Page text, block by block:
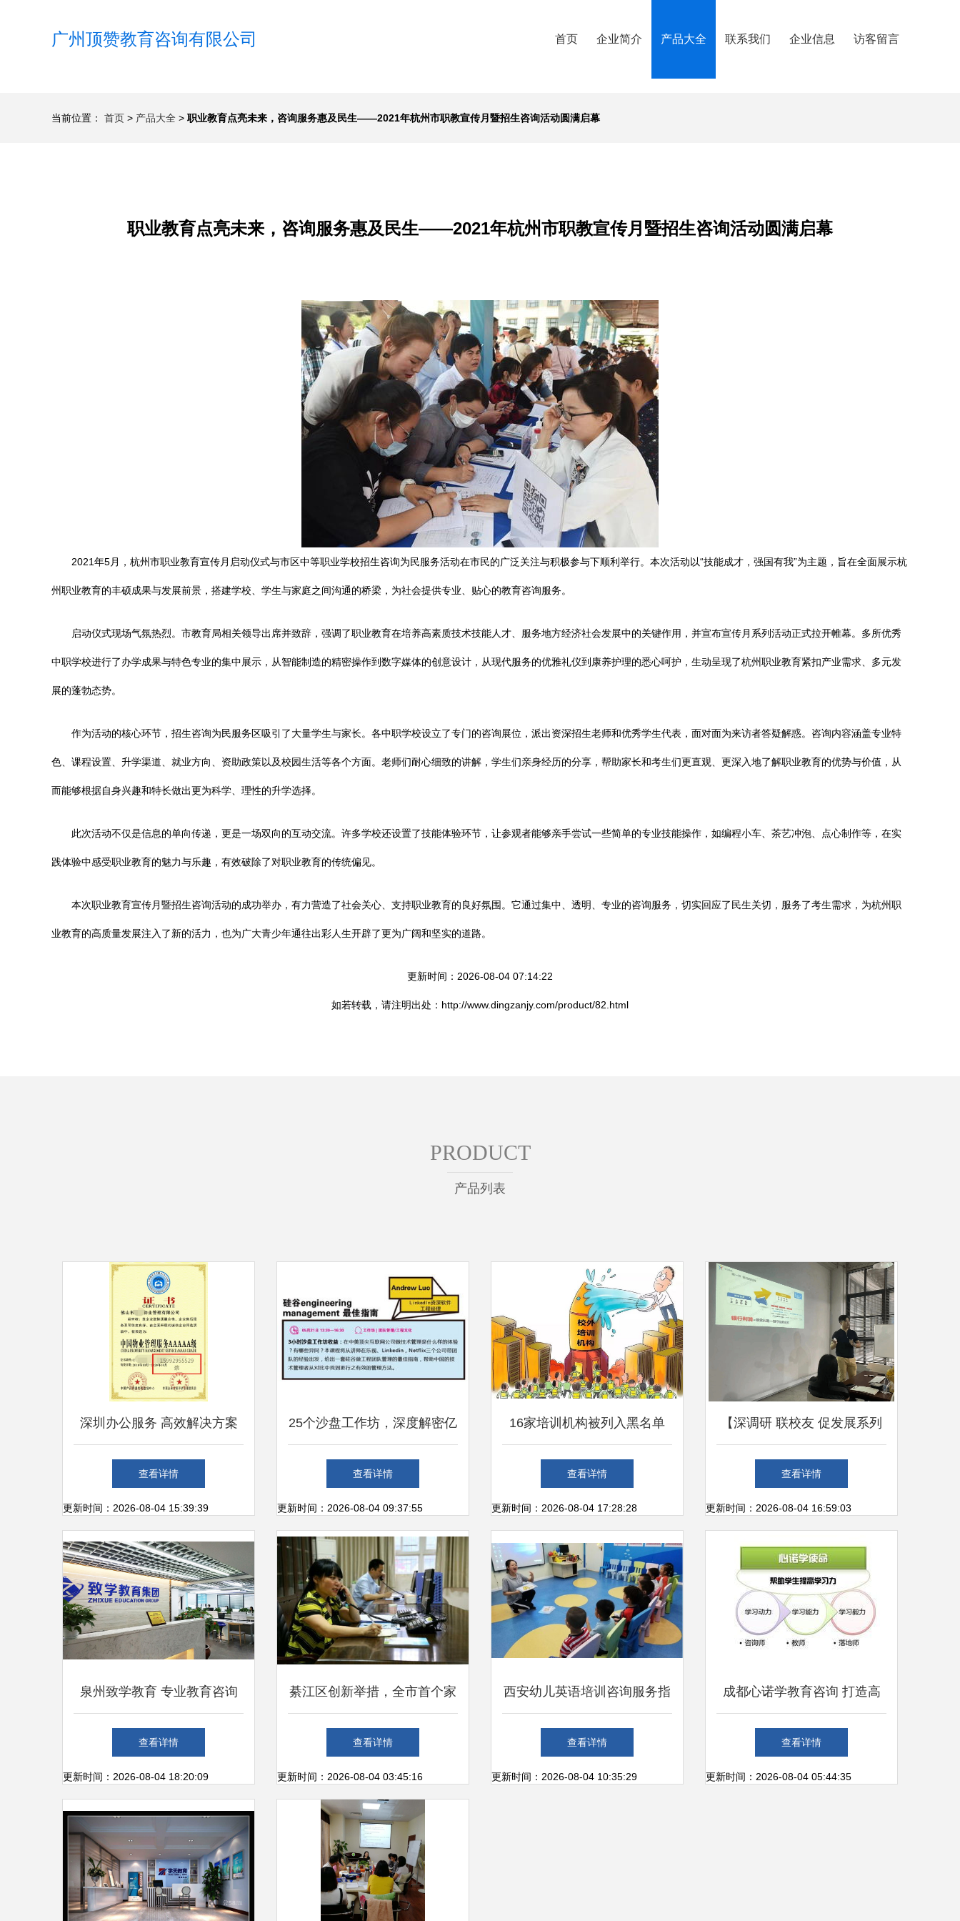
广州顶赞教育咨询有限公司 首页 企业简介 产品大全 联系我们 企业信息 访客留言
当前位置： 首页 > 产品大全 > 职业教育点亮未来，咨询服务惠及民生——2021年杭州市职教宣传月暨招生咨询活动圆满启幕
职业教育点亮未来，咨询服务惠及民生——2021年杭州市职教宣传月暨招生咨询活动圆满启幕
2021年5月，杭州市职业教育宣传月启动仪式与市区中等职业学校招生咨询为民服务活动在市民的广泛关注与积极参与下顺利举行。本次活动以“技能成才，强国有我”为主题，旨在全面展示杭
州职业教育的丰硕成果与发展前景，搭建学校、学生与家庭之间沟通的桥梁，为社会提供专业、贴心的教育咨询服务。
启动仪式现场气氛热烈。市教育局相关领导出席并致辞，强调了职业教育在培养高素质技术技能人才、服务地方经济社会发展中的关键作用，并宣布宣传月系列活动正式拉开帷幕。多所优秀
中职学校进行了办学成果与特色专业的集中展示，从智能制造的精密操作到数字媒体的创意设计，从现代服务的优雅礼仪到康养护理的悉心呵护，生动呈现了杭州职业教育紧扣产业需求、多元发
展的蓬勃态势。
作为活动的核心环节，招生咨询为民服务区吸引了大量学生与家长。各中职学校设立了专门的咨询展位，派出资深招生老师和优秀学生代表，面对面为来访者答疑解惑。咨询内容涵盖专业特
色、课程设置、升学渠道、就业方向、资助政策以及校园生活等各个方面。老师们耐心细致的讲解，学生们亲身经历的分享，帮助家长和考生们更直观、更深入地了解职业教育的优势与价值，从
而能够根据自身兴趣和特长做出更为科学、理性的升学选择。
此次活动不仅是信息的单向传递，更是一场双向的互动交流。许多学校还设置了技能体验环节，让参观者能够亲手尝试一些简单的专业技能操作，如编程小车、茶艺冲泡、点心制作等，在实
践体验中感受职业教育的魅力与乐趣，有效破除了对职业教育的传统偏见。
本次职业教育宣传月暨招生咨询活动的成功举办，有力营造了社会关心、支持职业教育的良好氛围。它通过集中、透明、专业的咨询服务，切实回应了民生关切，服务了考生需求，为杭州职
业教育的高质量发展注入了新的活力，也为广大青少年通往出彩人生开辟了更为广阔和坚实的道路。
更新时间：2026-08-04 07:14:22
如若转载，请注明出处：http://www.dingzanjy.com/product/82.html
PRODUCT
产品列表
深圳办公服务 高效解决方案
引领未来工作方式
查看详情
更新时间：2026-08-04 15:39:39
25个沙盘工作坊，深度解密亿
级用户产品背后的研发管理实
践
查看详情
更新时间：2026-08-04 09:37:55
16家培训机构被列入黑名单
有你家孩子报的班吗？
查看详情
更新时间：2026-08-04 17:28:28
【深调研 联校友 促发展系列
报道(18)】走访校友企业正立
企业咨询服务与办公服务领域
查看详情
更新时间：2026-08-04 16:59:03
泉州致学教育 专业教育咨询
服务的领航者
查看详情
更新时间：2026-08-04 18:20:09
綦江区创新举措，全市首个家
庭教育电话咨询服务热线正式
开通运行
查看详情
更新时间：2026-08-04 03:45:16
西安幼儿英语培训咨询服务指
南 如何选择适合孩子的幼儿
英语培训机构？
查看详情
更新时间：2026-08-04 10:35:29
成都心诺学教育咨询 打造高
效办公服务新标杆
查看详情
更新时间：2026-08-04 05:44:35